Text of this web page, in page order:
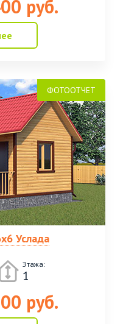
руб.
Услада
Этажа:
1
руб.